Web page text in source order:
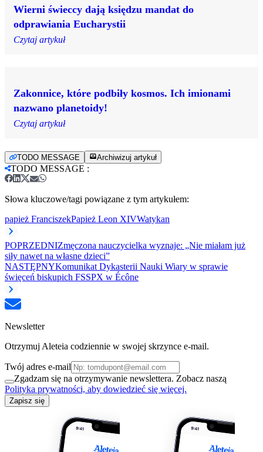
Wierni świeccy dają księdzu mandat do
odprawiania Eucharystii
Czytaj artykuł
Zakonnice, które podbiły kosmos. Ich imionami
nazwano planetoidy!
Czytaj artykuł
TODO MESSAGE Archiwizuj artykuł
TODO MESSAGE :
Słowa kluczowe/tagi powiązane z tym artykułem:
papież FranciszekPapież Leon XIVWatykan
POPRZEDNIZmęczona nauczycielka wyznaje: „Nie miałam już
siły nawet na własne dzieci”
NASTĘPNYKomunikat Dykasterii Nauki Wiary w sprawie
święceń biskupich FSSPX w Écône
Newsletter
Otrzymuj Aleteia codziennie w swojej skrzynce e-mail.
Twój adres e-mail
Zgadzam się na otrzymywanie newslettera. Zobacz naszą
Polityka prywatności, aby dowiedzieć się więcej.
Zapisz się